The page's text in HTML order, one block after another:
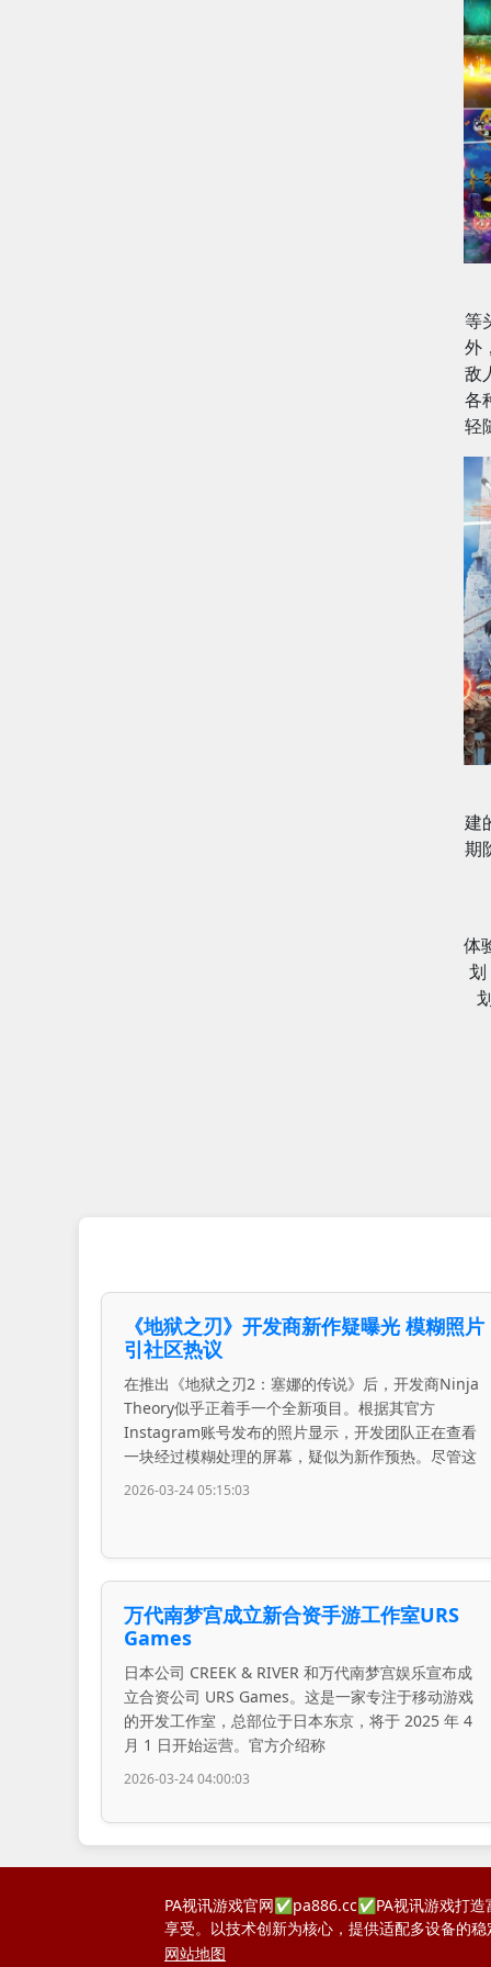
等
外
敌
各
轻
建
期
体
划
《地狱之刃》开发商新作疑曝光 模糊照片
引社区热议
在推出《地狱之刃2：塞娜的传说》后，开发商Ninja
Theory似乎正着手一个全新项目。根据其官方
Instagram账号发布的照片显示，开发团队正在查看
一块经过模糊处理的屏幕，疑似为新作预热。尽管这
2026-03-24 05:15:03
万代南梦宫成立新合资手游工作室URS
Games
日本公司 CREEK & RIVER 和万代南梦宫娱乐宣布成
立合资公司 URS Games。这是一家专注于移动游戏
的开发工作室，总部位于日本东京，将于 2025 年 4
月 1 日开始运营。官方介绍称
2026-03-24 04:00:03
PA视讯游戏官网✅pa886.cc✅PA视讯游戏打
享受。以技术创新为核心，提供适配多设备的
网站地图